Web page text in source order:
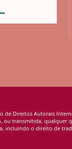
de Direitos Autorais
ou transmitida,
o direito de